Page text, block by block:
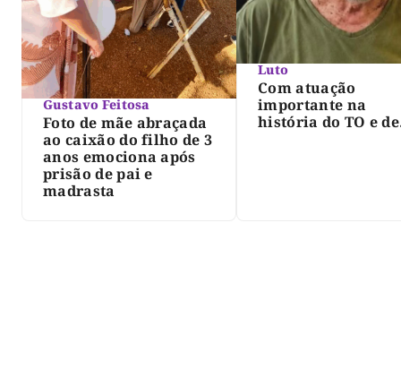
Gustavo Feitosa
Foto de mãe abraçada
ao caixão do filho de 3
anos emociona após
prisão de pai e
madrasta
Luto
Com atuação
importante na
história do TO e de